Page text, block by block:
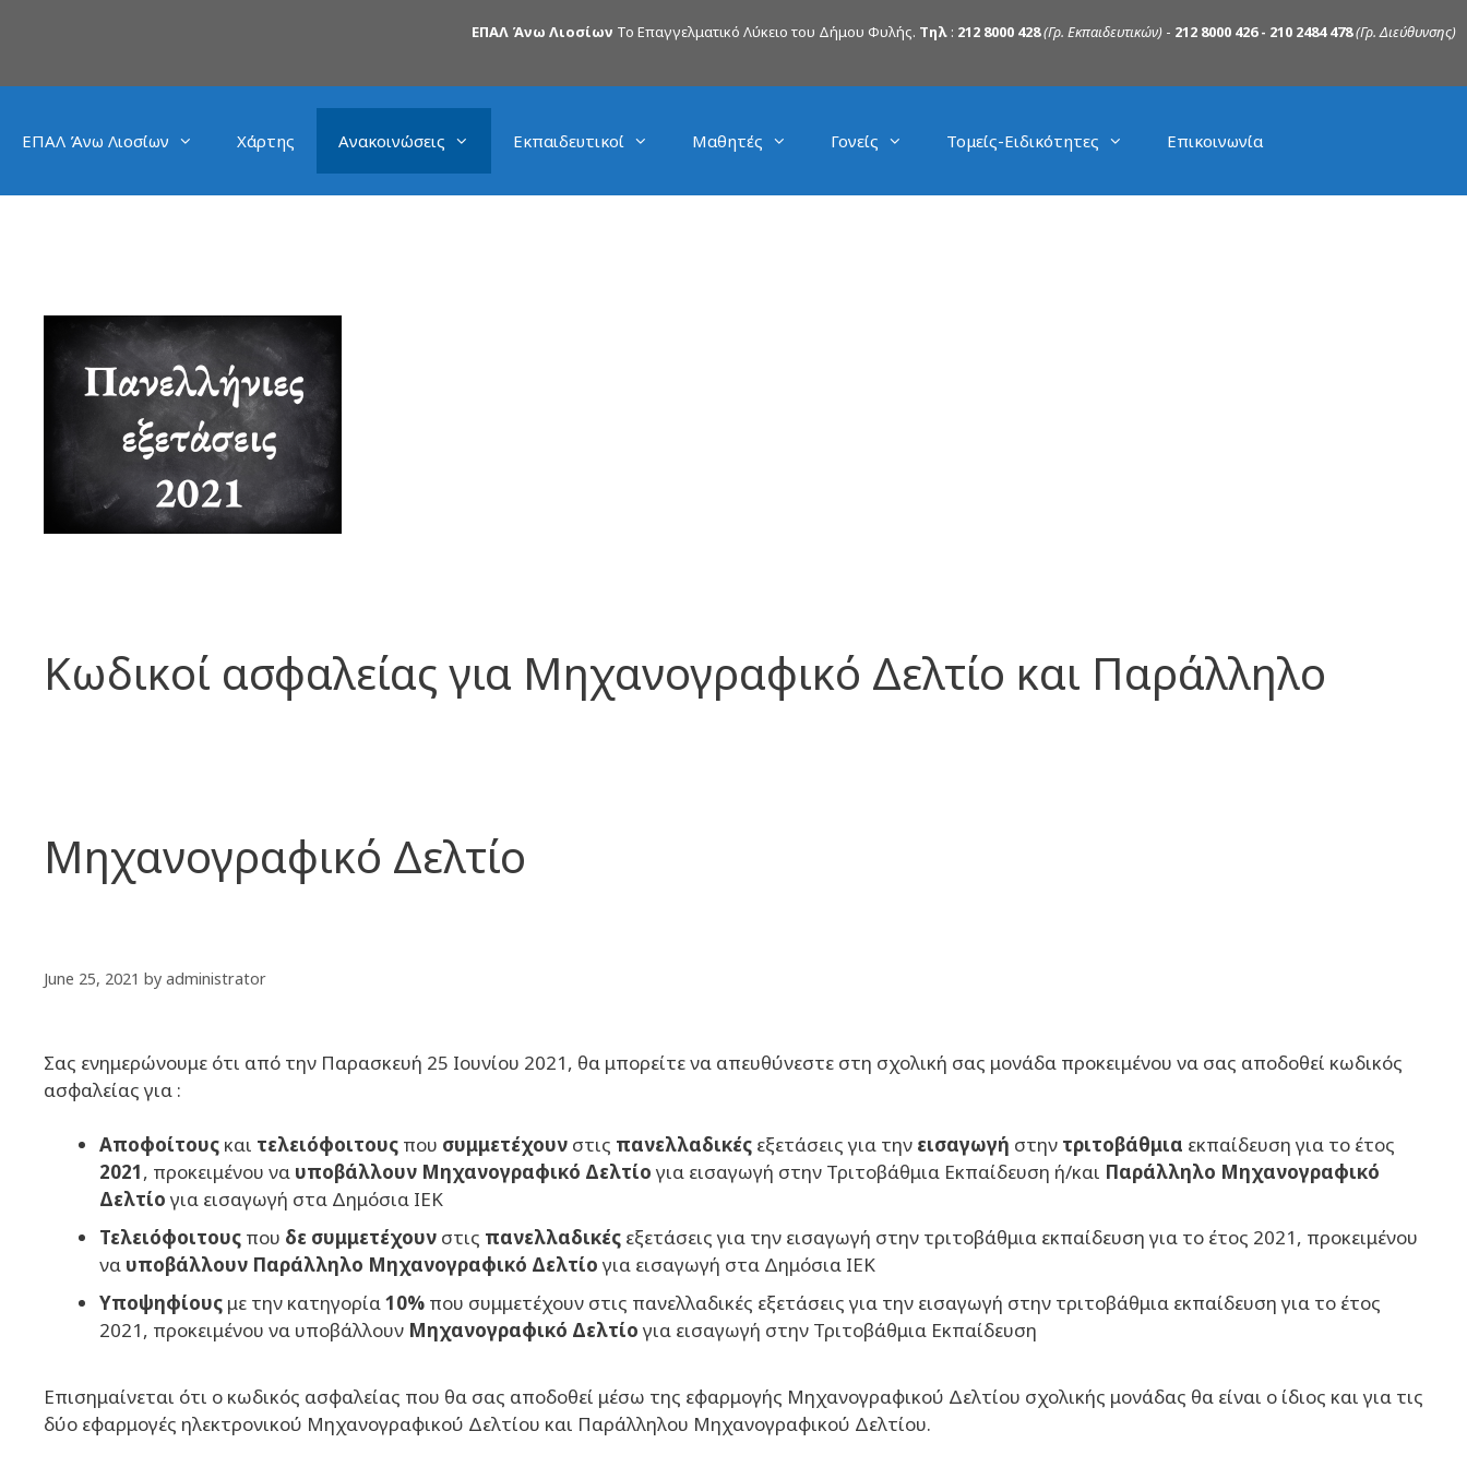
ΕΠΑΛ Άνω Λιοσίων Το Επαγγελματικό Λύκειο του Δήμου Φυλής. Τηλ : 212 8000 428(Γρ. Εκπαιδευτικών) - 212 8000 426 - 210 2484 478(Γρ. Διεύθυνσης)
ΕΠΑΛ Άνω Λιοσίων Χάρτης Ανακοινώσεις Εκπαιδευτικοί Μαθητές Γονείς Τομείς-Ειδικότητες Επικοινωνία
Κωδικοί ασφαλείας για Μηχανογραφικό Δελτίο και Παράλληλο
Μηχανογραφικό Δελτίο
June 25, 2021 by administrator
Σας ενημερώνουμε ότι από την Παρασκευή 25 Ιουνίου 2021, θα μπορείτε να απευθύνεστε στη σχολική σας μονάδα προκειμένου να σας αποδοθεί κωδικός
ασφαλείας για :
Aποφοίτους και τελειόφοιτους που συμμετέχουν στις πανελλαδικές εξετάσεις για την εισαγωγή στην τριτοβάθμια εκπαίδευση για το έτος
2021, προκειμένου να υποβάλλουν Μηχανογραφικό Δελτίο για εισαγωγή στην Τριτοβάθμια Εκπαίδευση ή/και Παράλληλο Μηχανογραφικό
Δελτίο για εισαγωγή στα Δημόσια ΙΕΚ
Τελειόφοιτους που δε συμμετέχουν στις πανελλαδικές εξετάσεις για την εισαγωγή στην τριτοβάθμια εκπαίδευση για το έτος 2021, προκειμένου
να υποβάλλουν Παράλληλο Μηχανογραφικό Δελτίο για εισαγωγή στα Δημόσια ΙΕΚ
Υποψηφίους με την κατηγορία10% που συμμετέχουν στις πανελλαδικές εξετάσεις για την εισαγωγή στην τριτοβάθμια εκπαίδευση για το έτος
2021, προκειμένου να υποβάλλουν Μηχανογραφικό Δελτίο για εισαγωγή στην Τριτοβάθμια Εκπαίδευση
Επισημαίνεται ότι ο κωδικός ασφαλείας που θα σας αποδοθεί μέσω της εφαρμογής Μηχανογραφικού Δελτίου σχολικής μονάδας θα είναι ο ίδιος και για τις
δύο εφαρμογές ηλεκτρονικού Μηχανογραφικού Δελτίου και Παράλληλου Μηχανογραφικού Δελτίου.